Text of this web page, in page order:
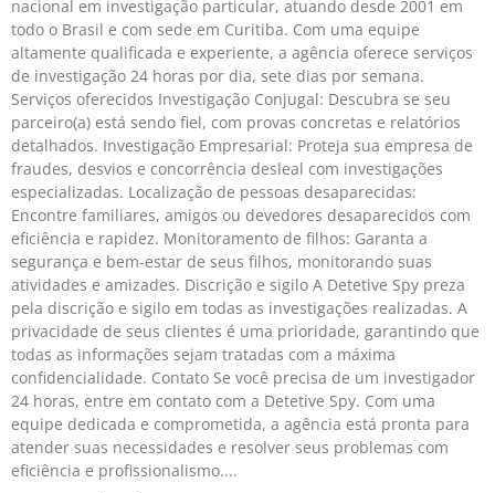
nacional em investigação particular, atuando desde 2001 em
todo o Brasil e com sede em Curitiba. Com uma equipe
altamente qualificada e experiente, a agência oferece serviços
de investigação 24 horas por dia, sete dias por semana.
Serviços oferecidos Investigação Conjugal: Descubra se seu
parceiro(a) está sendo fiel, com provas concretas e relatórios
detalhados. Investigação Empresarial: Proteja sua empresa de
fraudes, desvios e concorrência desleal com investigações
especializadas. Localização de pessoas desaparecidas:
Encontre familiares, amigos ou devedores desaparecidos com
eficiência e rapidez. Monitoramento de filhos: Garanta a
segurança e bem-estar de seus filhos, monitorando suas
atividades e amizades. Discrição e sigilo A Detetive Spy preza
pela discrição e sigilo em todas as investigações realizadas. A
privacidade de seus clientes é uma prioridade, garantindo que
todas as informações sejam tratadas com a máxima
confidencialidade. Contato Se você precisa de um investigador
24 horas, entre em contato com a Detetive Spy. Com uma
equipe dedicada e comprometida, a agência está pronta para
atender suas necessidades e resolver seus problemas com
eficiência e profissionalismo.